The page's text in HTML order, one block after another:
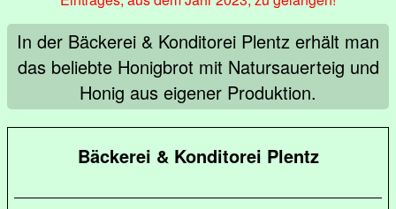
In der Bäckerei & Konditorei Plentz erhält man
das beliebte Honigbrot mit Natursauerteig und
Honig aus eigener Produktion.
Bäckerei & Konditorei Plentz